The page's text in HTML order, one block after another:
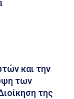
και την
των
της